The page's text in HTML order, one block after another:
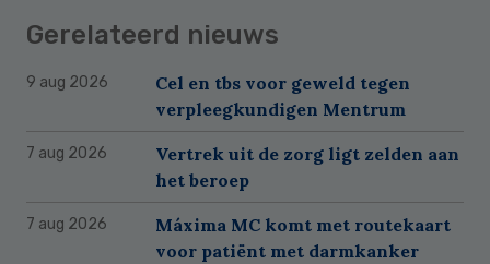
Gerelateerd nieuws
9 aug 2026
Cel en tbs voor geweld tegen
verpleegkundigen Mentrum
7 aug 2026
Vertrek uit de zorg ligt zelden aan
het beroep
7 aug 2026
Máxima MC komt met routekaart
voor patiënt met darmkanker